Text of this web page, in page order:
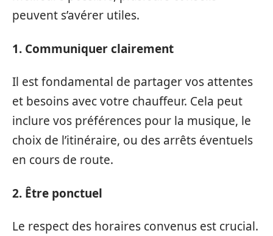
peuvent s’avérer utiles.
1. Communiquer clairement
Il est fondamental de partager vos attentes
et besoins avec votre chauffeur. Cela peut
inclure vos préférences pour la musique, le
choix de l’itinéraire, ou des arrêts éventuels
en cours de route.
2. Être ponctuel
Le respect des horaires convenus est crucial.